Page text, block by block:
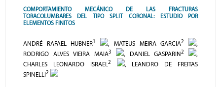
COMPORTAMIENTO MECÁNICO DE LAS FRACTURAS
TORACOLUMBARES DEL TIPO SPLIT CORONAL: ESTUDIO POR
ELEMENTOS FINITOS
ANDRÉ RAFAEL HUBNER1 , MATEUS MEIRA GARCIA2
,
RODRIGO ALVES VIEIRA MAIA3 , DANIEL GASPARIN2
,
CHARLES LEONARDO ISRAEL2
, LEANDRO DE FREITAS
SPINELLI 2